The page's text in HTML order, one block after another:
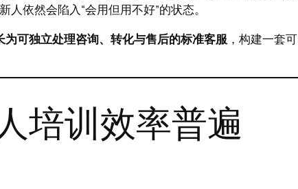
依然会陷入“会用但用不好”的状态。
可独立处理咨询、转化与售后的标准客服 ，构建一套可
培训效率普遍